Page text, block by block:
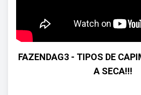
FAZENDAG3 - TIPOS DE
A SECA!!!